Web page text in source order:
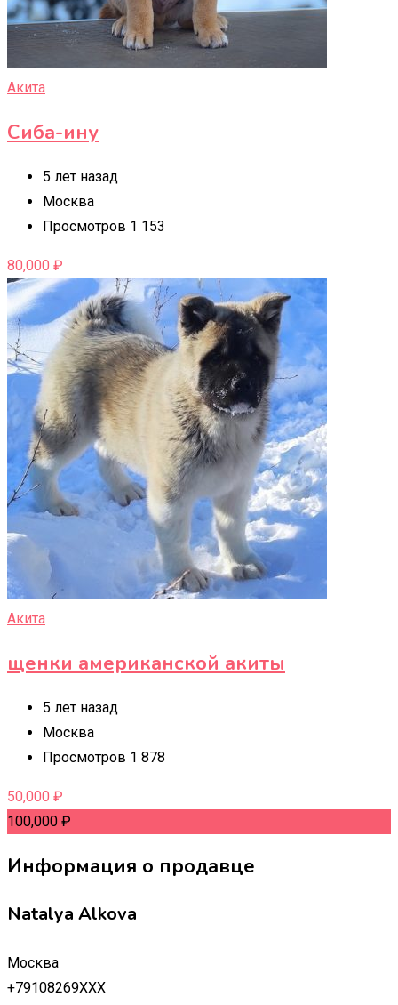
Акита
Сиба-ину
5 лет назад
Москва
Просмотров 1 153
80,000 ₽
Акита
щенки американской акиты
5 лет назад
Москва
Просмотров 1 878
50,000 ₽
100,000 ₽
Информация о продавце
Natalya Alkova
Москва
+79108269XXX